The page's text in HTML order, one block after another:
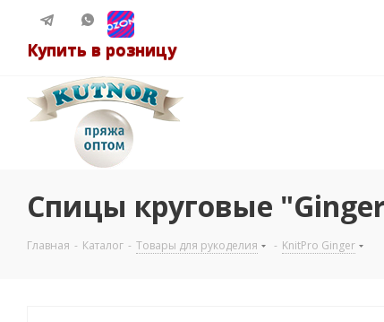
Купить в розницу
Спицы круговые
Главная - Каталог - Товары для рукоделия - KnitPro Ginger